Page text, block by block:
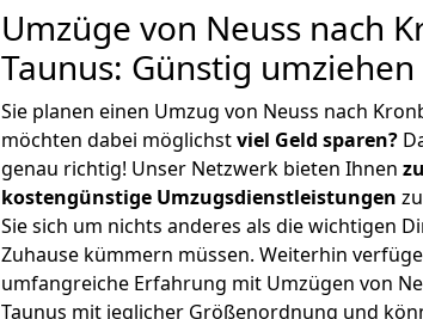
Umzüge von Neuss nach
Taunus: Günstig umziehen
Sie planen einen Umzug von Neuss nach
möchten dabei möglichstviel Geld sparen?
genau richtig! Unser Netzwerk bieten Ihnen
kostengünstige Umzugsdienstleistungen
Sie sich um nichts anderes als die wichtigen
Zuhause kümmern müssen. Weiterhin
umfangreiche Erfahrung mit Umzügen von
Taunus mit jeglicher Größenordnung und